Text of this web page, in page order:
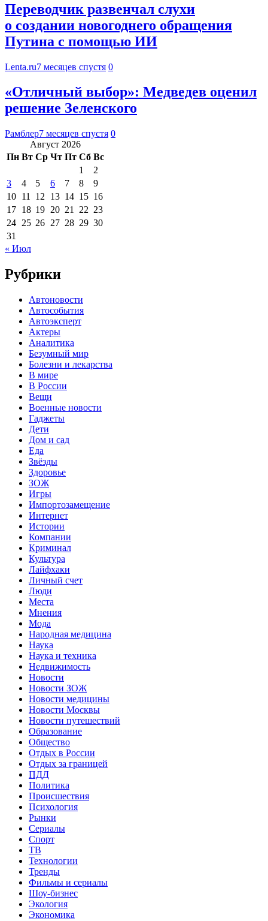
Переводчик развенчал слухи
о создании новогоднего обращения
Путина с помощью ИИ
Lenta.ru7 месяцев спустя 0
«Отличный выбор»: Медведев оценил
решение Зеленского
Рамблер7 месяцев спустя 0
Август 2026
Пн Вт Ср Чт Пт Сб Вс
1
2
3
4 5 6 7 8
9
10 11 12 13 14 15 16
17 18 19 20 21 22 23
24 25 26 27 28 29 30
31
« Июл
Рубрики
Автоновости
Автособытия
Автоэксперт
Актеры
Аналитика
Безумный мир
Болезни и лекарства
В мире
В России
Вещи
Военные новости
Гаджеты
Дети
Дом и сад
Еда
Звёзды
Здоровье
ЗОЖ
Игры
Импортозамещение
Интернет
Истории
Компании
Криминал
Культура
Лайфхаки
Личный счет
Люди
Места
Мнения
Мода
Народная медицина
Наука
Наука и техника
Недвижимость
Новости
Новости ЗОЖ
Новости медицины
Новости Москвы
Новости путешествий
Образование
Общество
Отдых в России
Отдых за границей
ПДД
Политика
Происшествия
Психология
Рынки
Сериалы
Спорт
ТВ
Технологии
Тренды
Фильмы и сериалы
Шоу-бизнес
Экология
Экономика